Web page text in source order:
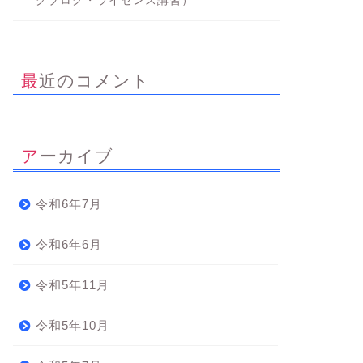
最近のコメント
アーカイブ
令和6年7月
令和6年6月
令和5年11月
令和5年10月